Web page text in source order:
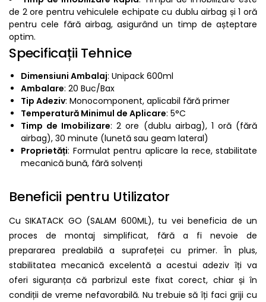
de 2 ore pentru vehiculele echipate cu dublu airbag și 1 oră
pentru cele fără airbag, asigurând un timp de așteptare
optim.
Specificații Tehnice
Dimensiuni Ambalaj: Unipack 600ml
Ambalare: 20 Buc/Bax
Tip Adeziv: Monocomponent, aplicabil fără primer
Temperatură Minimul de Aplicare: 5°C
Timp de Imobilizare: 2 ore (dublu airbag), 1 oră (fără
airbag), 30 minute (lunetă sau geam lateral)
Proprietăți: Formulat pentru aplicare la rece, stabilitate
mecanică bună, fără solvenți
Beneficii pentru Utilizator
Cu SIKATACK GO (SALAM 600ML), tu vei beneficia de un
proces de montaj simplificat, fără a fi nevoie de
prepararea prealabilă a suprafeței cu primer. În plus,
stabilitatea mecanică excelentă a acestui adeziv îți va
oferi siguranța că parbrizul este fixat corect, chiar și în
condiții de vreme nefavorabilă. Nu trebuie să îți faci griji cu